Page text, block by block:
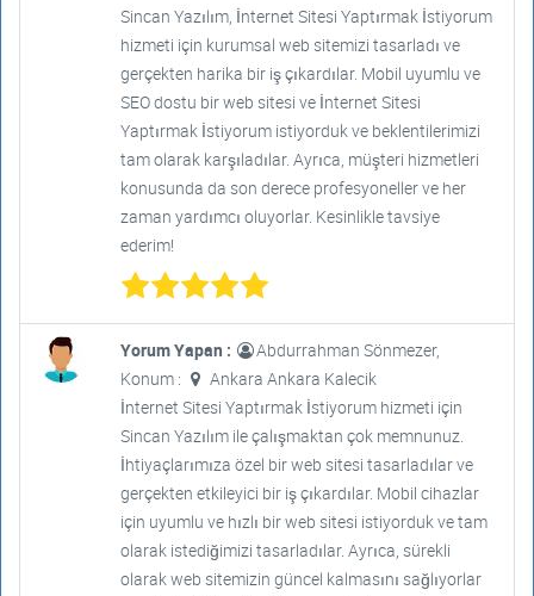
Sincan Yazılım, İnternet Sitesi Yaptırmak İstiyorum
hizmeti için kurumsal web sitemizi tasarladı ve
gerçekten harika bir iş çıkardılar. Mobil uyumlu ve
SEO dostu bir web sitesi ve İnternet Sitesi
Yaptırmak İstiyorum istiyorduk ve beklentilerimizi
tam olarak karşıladılar. Ayrıca, müşteri hizmetleri
konusunda da son derece profesyoneller ve her
zaman yardımcı oluyorlar. Kesinlikle tavsiye
ederim!
Yorum Yapan :
Abdurrahman Sönmezer,
Konum :
Ankara Ankara Kalecik
İnternet Sitesi Yaptırmak İstiyorum hizmeti için
Sincan Yazılım ile çalışmaktan çok memnunuz.
İhtiyaçlarımıza özel bir web sitesi tasarladılar ve
gerçekten etkileyici bir iş çıkardılar. Mobil cihazlar
için uyumlu ve hızlı bir web sitesi istiyorduk ve tam
olarak istediğimizi tasarladılar. Ayrıca, sürekli
olarak web sitemizin güncel kalmasını sağlıyorlar